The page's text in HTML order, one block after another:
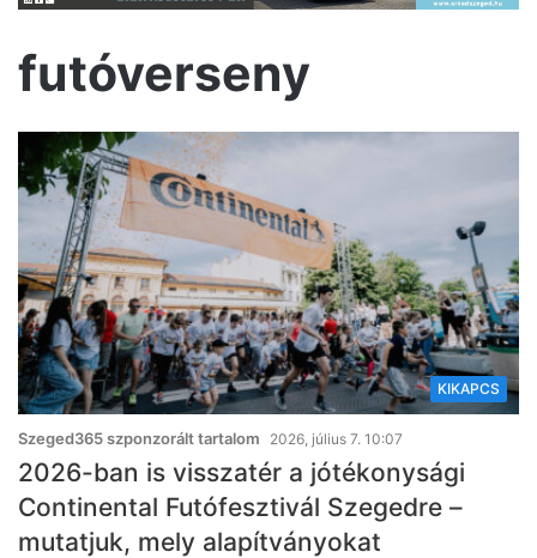
futóverseny
KIKAPCS
Szeged365 szponzorált tartalom 2026, július 7. 10:07
2026-ban is visszatér a jótékonysági
Continental Futófesztivál Szegedre –
mutatjuk, mely alapítványokat